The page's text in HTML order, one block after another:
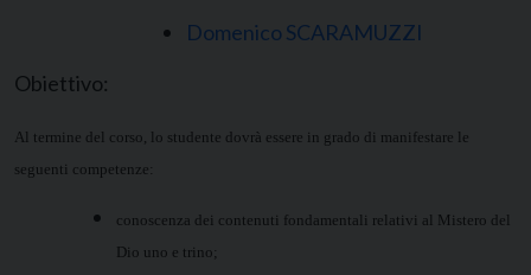
Domenico SCARAMUZZI
Obiettivo:
Al termine del corso, lo studente dovrà essere in grado di manifestare le
seguenti competenze:
conoscenza dei contenuti fondamentali relativi al Mistero del
Dio uno e trino;